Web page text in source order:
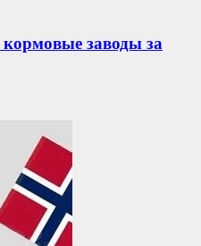
заводы за